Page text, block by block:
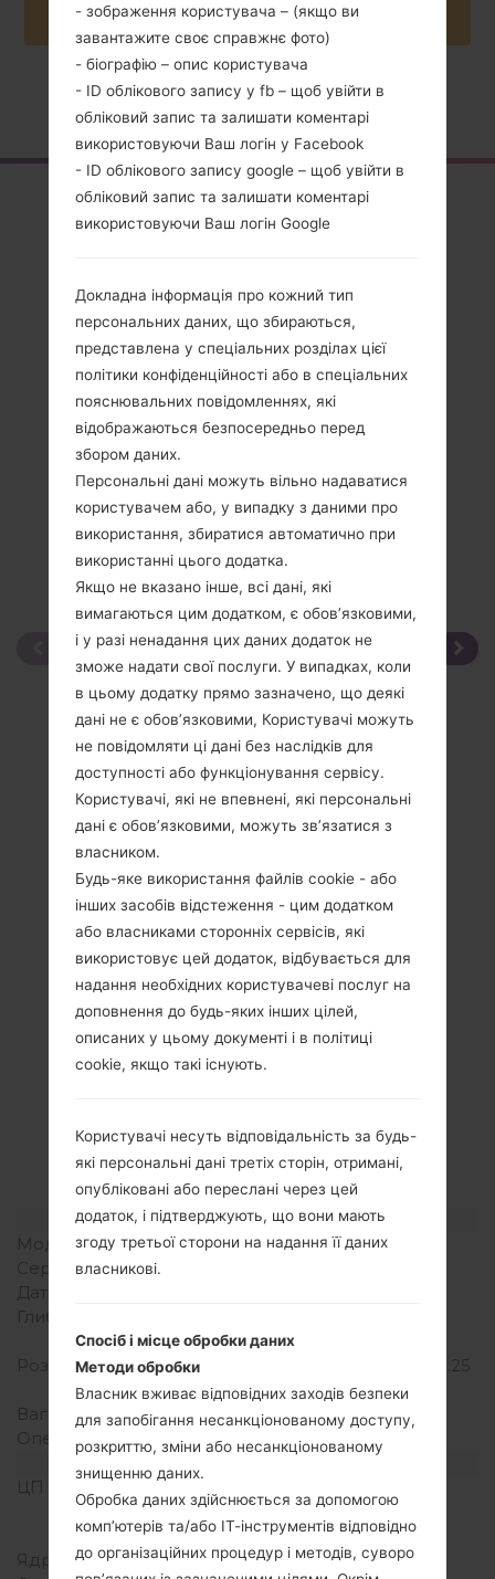
→ LG Spirit →
Огляд
akaLG Spirit
Порівняти
Специфікація
LGH442(LGH442)
akaLG Spirit
Модель та її характеристики
Модель
LGH442
Серія
Дата випуску
Глибина
дюйма)
Розміри (ширина/висота)
133.3 x 66.1 міліметрів (5.25
x 2.60 дюйма)
Вага
124.4 грам (4.37 унції)
Операційна система
Android 5.0.x Lollipop
Апаратне забезпечення
ЦП (процесор)
Qualcomm MSM8916
Snapdragon 410
Ядра процесора
Чотирьохядерний
- зображення користувача – (якщо ви
завантажите своє справжнє фото)
- біографію – опис користувача
- ID облікового запису у fb – щоб увійти в
обліковий запис та залишати коментарі
використовуючи Ваш логін у Facebook
- ID облікового запису google – щоб увійти в
обліковий запис та залишати коментарі
використовуючи Ваш логін Google
Докладна інформація про кожний тип
персональних даних, що збираються,
представлена у спеціальних розділах цієї
політики конфіденційності або в спеціальних
пояснювальних повідомленнях, які
відображаються безпосередньо перед
збором даних.
Персональні дані можуть вільно надаватися
користувачем або, у випадку з даними про
використання, збиратися автоматично при
використанні цього додатка.
Якщо не вказано інше, всі дані, які
вимагаються цим додатком, є обов’язковими,
і у разі ненадання цих даних додаток не
зможе надати свої послуги. У випадках, коли
в цьому додатку прямо зазначено, що деякі
дані не є обов’язковими, Користувачі можуть
не повідомляти ці дані без наслідків для
доступності або функціонування сервісу.
Користувачі, які не впевнені, які персональні
дані є обов’язковими, можуть зв’язатися з
власником.
Будь-яке використання файлів cookie - або
інших засобів відстеження - цим додатком
або власниками сторонніх сервісів, які
використовує цей додаток, відбувається для
надання необхідних користувачеві послуг на
доповнення до будь-яких інших цілей,
описаних у цьому документі і в політиці
cookie, якщо такі існують.
Користувачі несуть відповідальність за будь-
які персональні дані третіх сторін, отримані,
опубліковані або переслані через цей
додаток, і підтверджують, що вони мають
згоду третьої сторони на надання її даних
власникові.
Спосіб і місце обробки даних
Методи обробки
Власник вживає відповідних заходів безпеки
для запобігання несанкціонованому доступу,
розкриттю, зміни або несанкціонованому
знищенню даних.
Обробка даних здійснюється за допомогою
комп’ютерів та/або ІТ-інструментів відповідно
до організаційних процедур і методів, суворо